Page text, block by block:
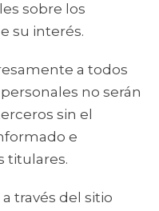
sobre los
su interés.
a todos
no serán
sin el
e
titulares.
través del sitio